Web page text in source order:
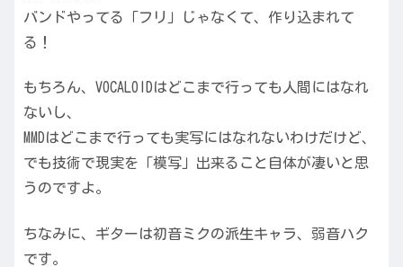
バンドやってる「フリ」じゃなくて、作り込まれて
る！
もちろん、VOCALOIDはどこまで行っても人間にはなれ
ないし、
MMDはどこまで行っても実写にはなれないわけだけど、
でも技術で現実を「模写」出来ること自体が凄いと思
うのですよ。
ちなみに、ギターは初音ミクの派生キャラ、弱音ハク
です。